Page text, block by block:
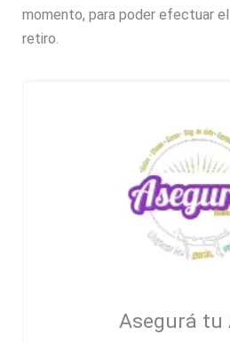
momento, para poder efectuar
retiro.
Asegurá tu